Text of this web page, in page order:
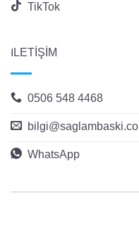
TikTok
İLETİŞİM
0506 548 4468
WhatsApp